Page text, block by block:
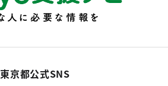
東京都公式SNS